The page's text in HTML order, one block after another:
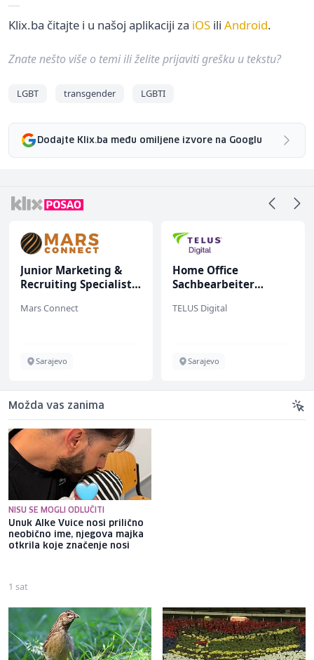
Klix.ba čitajte i u našoj aplikaciji za iOS ili Android.
Znate nešto više o temi ili želite prijaviti grešku u tekstu?
LGBT transgender LGBTI
Dodajte Klix.ba među omiljene izvore na Googlu
Junior Marketing &
Recruiting Specialist
Mars Connect
Sarajevo
Home Office
Sachbearbeiter
bekannten deutschen
TELUS Digital
Sarajevo
Možda vas zanima
NISU SE MOGLI ODLUČITI
Unuk Alke Vuice nosi prilično
neobično ime, njegova majka
otkrila koje značenje nosi
1 sat